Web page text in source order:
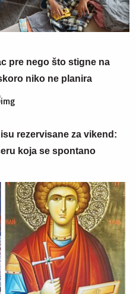
pre nego što stigne na
niko ne planira
rezervisane za vikend:
koja se spontano